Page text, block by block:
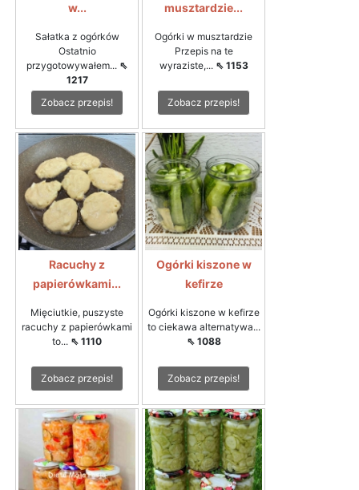
w...
Sałatka z ogórków
Ostatnio
przygotowywałem... ⇖
1217
Zobacz przepis!
musztardzie...
Ogórki w musztardzie
Przepis na te
wyraziste,... ⇖ 1153
Zobacz przepis!
Racuchy z
papierówkami...
Mięciutkie, puszyste
racuchy z papierówkami
to... ⇖ 1110
Zobacz przepis!
Ogórki kiszone w
kefirze
Ogórki kiszone w kefirze
to ciekawa alternatywa...
⇖ 1088
Zobacz przepis!